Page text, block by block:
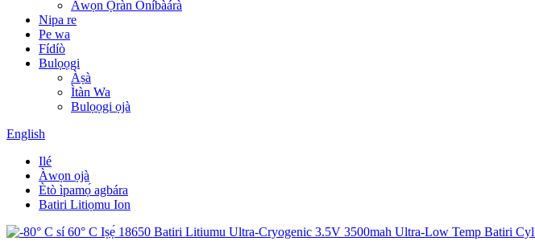
Àwọn Ọ̀ràn Oníbàárà
Nipa re
Pe wa
Fídíò
Bulọọgi
Àṣà
Ìtàn Wa
Bulọọgi ọjà
English
Ilé
Àwọn ọjà
Ètò ìpamọ́ agbára
Batiri Litiọmu Ion